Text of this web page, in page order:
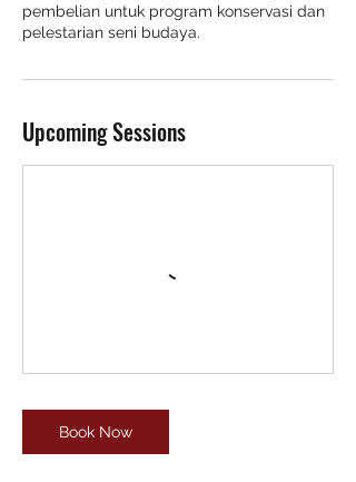
pembelian untuk program konservasi dan
pelestarian seni budaya.
Upcoming Sessions
Book Now